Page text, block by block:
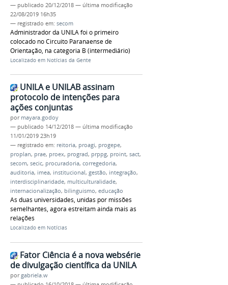
— publicado 20/12/2018 — última modificação
22/08/2019 16h35
— registrado em: secom
Administrador da UNILA foi o primeiro
colocado no Circuito Paranaense de
Orientação, na categoria B (intermediário)
Localizado em Notícias da Gente
UNILA e UNILAB assinam
protocolo de intenções para
ações conjuntas
por mayara.godoy
— publicado 14/12/2018 — última modificação
11/01/2019 23h19
— registrado em: reitoria, proagi, progepe,
proplan, prae, proex, prograd, prppg, proint, sact,
secom, secic, procuradoria, corregedoria,
auditoria, imea, institucional, gestão, integração,
interdisciplinaridade, multiculturalidade,
internacionalização, bilinguismo, educação
As duas universidades, unidas por missões
semelhantes, agora estreitam ainda mais as
relações
Localizado em Notícias
Fator Ciência é a nova websérie
de divulgação científica da UNILA
porgabriela.w